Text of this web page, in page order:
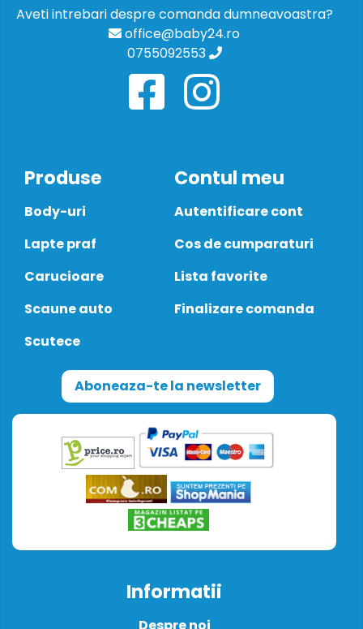
Aveti intrebari despre comanda dumneavoastra?
office@baby24.ro
0755092553
Produse
Body-uri
Lapte praf
Carucioare
Scaune auto
Scutece
Contul meu
Autentificare cont
Cos de cumparaturi
Lista favorite
Finalizare comanda
Aboneaza-te la newsletter
Informatii